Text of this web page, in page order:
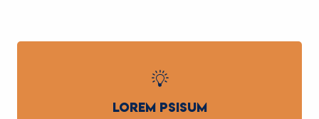
LOREM PSISUM